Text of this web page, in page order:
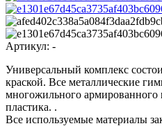
Артикул: -
Универсальный комплекс
краской. Все металлические
многожильного армированного
пластика. .
Все используемые материалы